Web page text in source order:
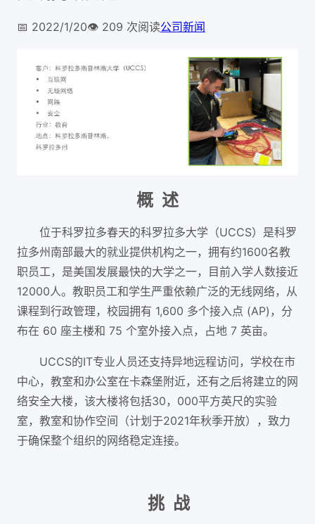
📅 2022/1/20👁️ 209 次阅读公司新闻
概 述
位于科罗拉多春天的科罗拉多大学（UCCS）是科罗
拉多州南部最大的就业提供机构之一，拥有约1600名教
职员工，是美国发展最快的大学之一，目前入学人数接近
12000人。教职员工和学生严重依赖广泛的无线网络，从
课程到行政管理，校园拥有 1,600 多个接入点 (AP)，分
布在 60 座主楼和 75 个室外接入点，占地 7 英亩。
UCCS的IT专业人员还支持异地远程访问，学校在市
中心，教室和办公室在卡森堡附近，还有之后将建立的网
络安全大楼，该大楼将包括30，000平方英尺的实验
室，教室和协作空间（计划于2021年秋季开放），致力
于确保整个组织的网络稳定连接。
挑 战